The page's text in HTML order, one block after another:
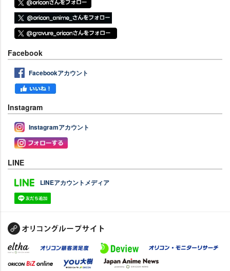
Facebook
Facebookアカウント
Instagram
Instagramアカウント
LINE
LINEアカウントメディア